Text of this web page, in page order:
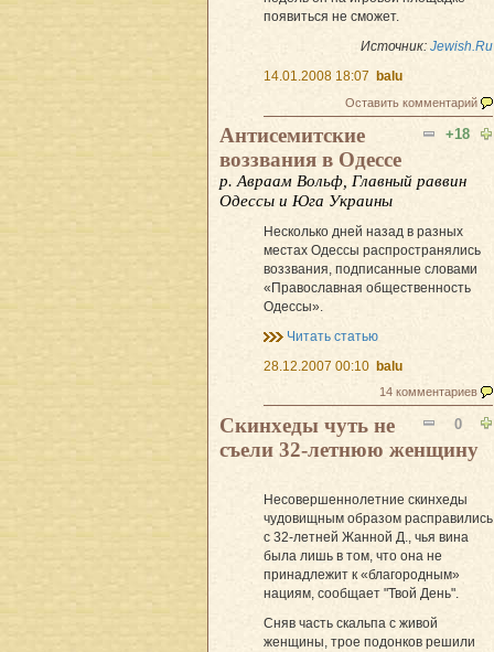
появиться не сможет.
Источник: Jewish.Ru
14.01.2008 18:07
balu
Оставить комментарий
+18
Антисемитские
воззвания в Одессе
р. Авраам Вольф, Главный раввин
Одессы и Юга Украины
Несколько дней назад в разных
местах Одессы распространялись
воззвания, подписанные словами
«Православная общественность
Одессы».
Читать статью
28.12.2007 00:10 balu
14 комментариев
0
Скинхеды чуть не
съели 32-летнюю женщину
Несовершеннолетние скинхеды
чудовищным образом расправились
с 32-летней Жанной Д., чья вина
была лишь в том, что она не
принадлежит к «благородным»
нациям, сообщает "Твой День".
Сняв часть скальпа с живой
женщины, трое подонков решили